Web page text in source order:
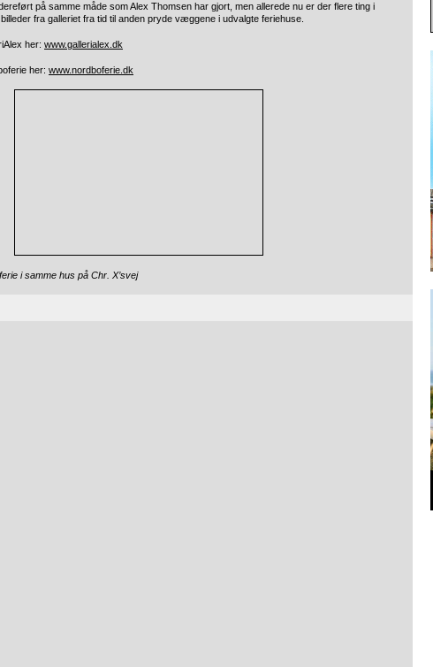
på samme måde som Alex Thomsen har gjort, men allerede nu er der flere ting i
fra galleriet fra tid til anden pryde væggene i udvalgte feriehuse.
her: www.gallerialex.dk
her: www.nordboferie.dk
i samme hus på Chr. X’svej